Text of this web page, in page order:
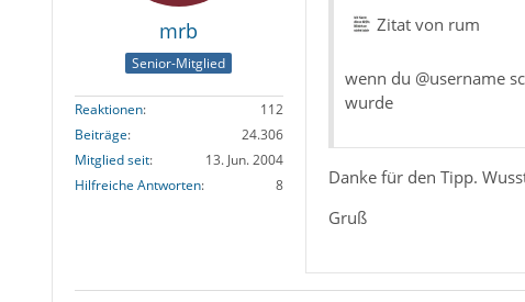
mrb
Senior-Mitglied
Reaktionen
112
Beiträge
24.306
Mitglied seit
13. Jun. 2004
Hilfreiche Antworten
8
Zitat von rum
wenn du @username
wurde
Danke für den Tipp.
Gruß